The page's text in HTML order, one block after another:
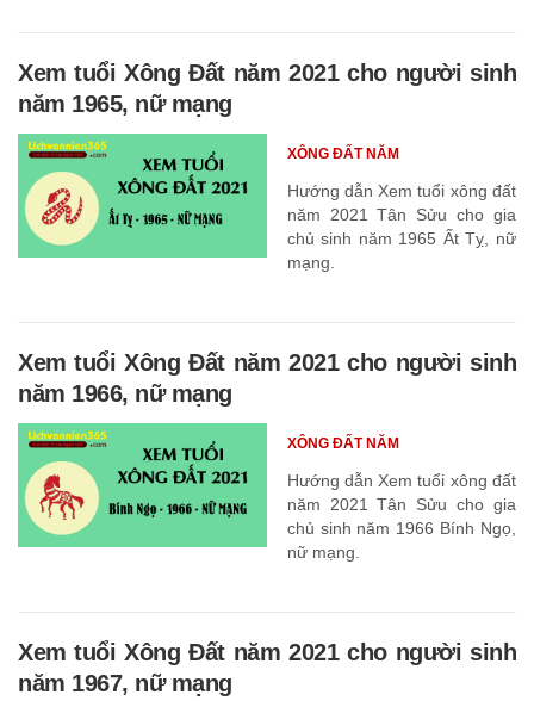
Xem tuổi Xông Đất năm 2021 cho người sinh
năm 1965, nữ mạng
Hướng dẫn Xem tuổi xông đất
năm 2021 Tân Sửu cho gia
chủ sinh năm 1965 Ất Tỵ, nữ
mạng.
XÔNG ĐẤT NĂM
Xem tuổi Xông Đất năm 2021 cho người sinh
năm 1966, nữ mạng
Hướng dẫn Xem tuổi xông đất
năm 2021 Tân Sửu cho gia
chủ sinh năm 1966 Bính Ngọ,
nữ mạng.
XÔNG ĐẤT NĂM
Xem tuổi Xông Đất năm 2021 cho người sinh
năm 1967, nữ mạng